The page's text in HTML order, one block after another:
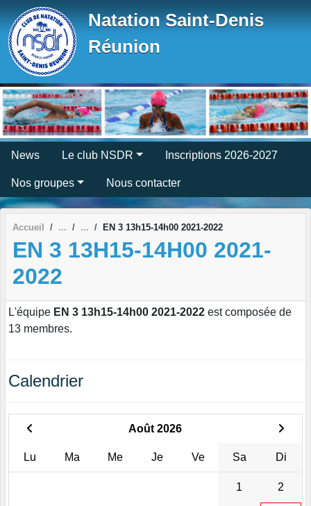
Natation Saint-Denis
Réunion
News Le club NSDR Inscriptions 2026-2027
Nos groupes Nous contacter
Accueil EN 3 13h15-14h00 2021-2022
EN 3 13H15-14H00 2021-
2022
L'équipe EN 3 13h15-14h00 2021-2022 est composée de
13 membres.
Calendrier
Août 2026
Lu Ma Me Je Ve Sa Di
1 2
Panneau de gestion des cookies